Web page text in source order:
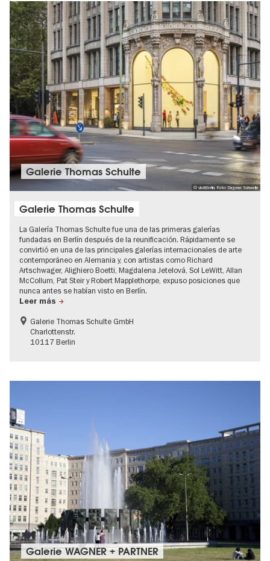
© visitBerlin, Foto: Dagmar Schwelle
Galerie Thomas Schulte
Galerie Thomas Schulte
La Galería Thomas Schulte fue una de las primeras galerías
fundadas en Berlín después de la reunificación. Rápidamente se
convirtió en una de las principales galerías internacionales de arte
contemporáneo en Alemania y, con artistas como Richard
Artschwager, Alighiero Boetti, Magdalena Jetelová, Sol LeWitt, Allan
McCollum, Pat Steir y Robert Mapplethorpe, expuso posiciones que
nunca antes se habían visto en Berlín.
Leer más
Galerie Thomas Schulte GmbH
Charlottenstr.
10117 Berlin
Galerie WAGNER + PARTNER